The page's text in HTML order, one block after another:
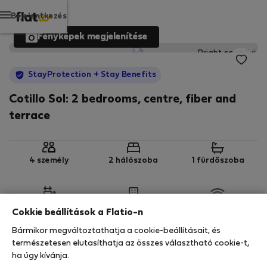
Bejelentkezés
Fényképek megjelenítése
StayProtection + Stay Benefits
Cotillo Sol: 2 bedrooms, centre, fiber and
terrace
4 személy 2 hálószoba 1 fürdőszoba
StayProtection Stay Benefits
Az Ön tartózkodását ebben az ingatlanban a
Cokkie beállítások a Flatio-n
Bármikor megváltoztathatja a cookie-beállításait, és
természetesen elutasíthatja az összes választható cookie-t,
ha úgy kívánja.